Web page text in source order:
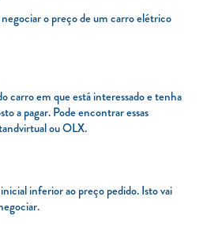
o preço de um carro elétrico
carro em que está interessado e tenha
a pagar. Pode encontrar essas
ou OLX.
inferior ao preço pedido. Isto vai